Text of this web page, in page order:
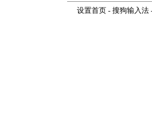
设置首页- 搜狗输入法